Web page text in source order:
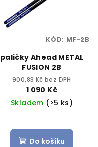
paličky Ahead METAL
FUSION 2B
900,83 Kč bez DPH
1 090 Kč
Skladem (>5 ks)
Do košíku
KÓD: MF-2B